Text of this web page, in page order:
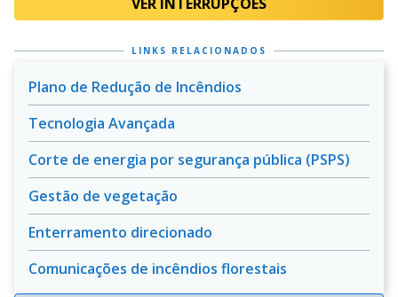
LINKS RELACIONADOS
Plano de Redução de Incêndios
Tecnologia Avançada
Corte de energia por segurança pública (PSPS)
Gestão de vegetação
Enterramento direcionado
Comunicações de incêndios florestais